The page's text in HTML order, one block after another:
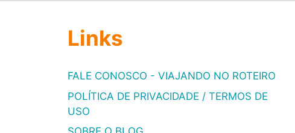
Links
FALE CONOSCO - VIAJANDO NO ROTEIRO
POLÍTICA DE PRIVACIDADE / TERMOS DE
USO